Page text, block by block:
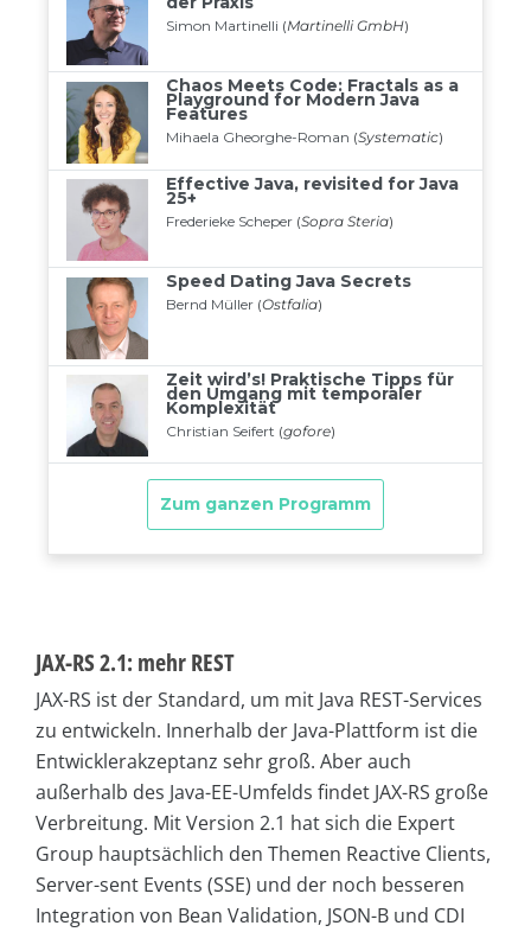
JAX-RS 2.1: mehr REST
JAX-RS ist der Standard, um mit Java REST-Services
zu entwickeln. Innerhalb der Java-Plattform ist die
Entwicklerakzeptanz sehr groß. Aber auch
außerhalb des Java-EE-Umfelds findet JAX-RS große
Verbreitung. Mit Version 2.1 hat sich die Expert
Group hauptsächlich den Themen Reactive Clients,
Server-sent Events (SSE) und der noch besseren
Integration von Bean Validation, JSON-B und CDI